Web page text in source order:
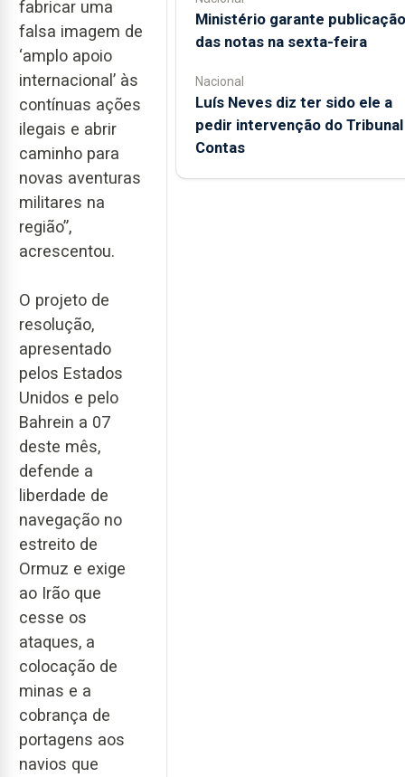
fabricar uma
falsa imagem de
‘amplo apoio
internacional’ às
contínuas ações
ilegais e abrir
caminho para
novas aventuras
militares na
região”,
acrescentou.
O projeto de
resolução,
apresentado
pelos Estados
Unidos e pelo
Bahrein a 07
deste mês,
defende a
liberdade de
navegação no
estreito de
Ormuz e exige
ao Irão que
cesse os
ataques, a
colocação de
minas e a
cobrança de
portagens aos
navios que
Ministério garante publicação
das notas na sexta-feira
Nacional
Luís Neves diz ter sido ele a
pedir intervenção do
Contas